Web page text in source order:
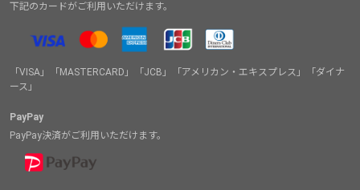
下記のカードがご利用いただけます。
「VISA」「MASTERCARD」「JCB」「アメリカン・エキスプレス」「ダイナ
ース」
PayPay
PayPay決済がご利用いただけます。